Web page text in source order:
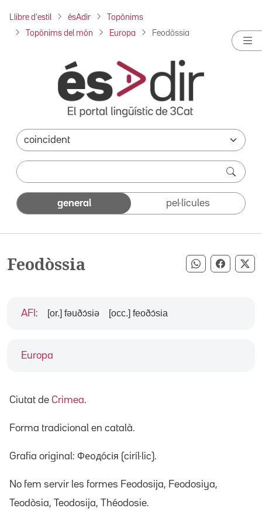
Llibre d'estil ésAdir Topònims
Topònims del món Europa Feodòssia
general pel·lícules
Feodòssia Compartir
Europa
AFI : [or.] fəuðɔ́siə [occ.] feoðɔ́sia
Ciutat de Crimea.
Forma tradicional en català.
Grafia original: Феодóсія (ciríl·lic).
No fem servir les formes Feodosija, Feodosiya,
Teodòsia, Teodosija, Théodosie.